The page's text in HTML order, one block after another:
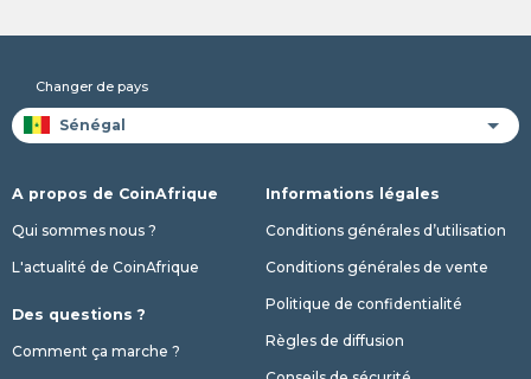
Changer de pays
A propos de CoinAfrique
Qui sommes nous ?
L'actualité de CoinAfrique
Des questions ?
Comment ça marche ?
Informations légales
Conditions générales d’utilisation
Conditions générales de vente
Politique de confidentialité
Règles de diffusion